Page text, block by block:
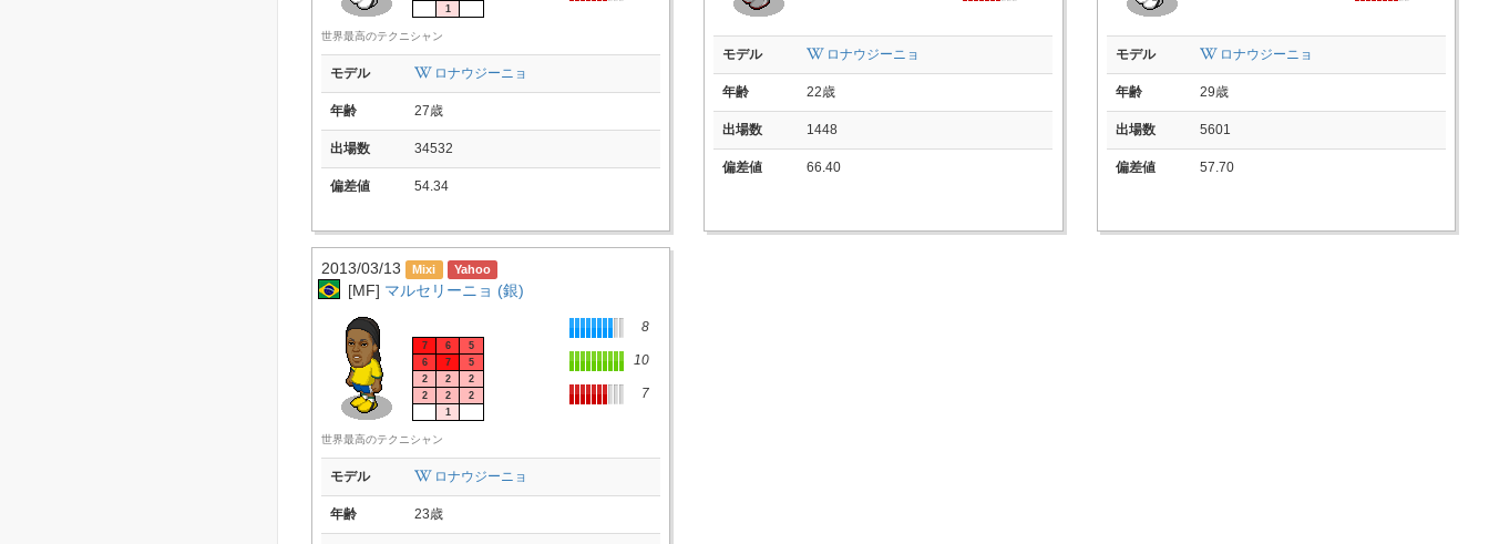
1
世界最高のテクニシャン
モデル ロナウジーニョ
年齢 27歳
出場数 34532
偏差値 54.34
モデル ロナウジーニョ
年齢 22歳
出場数 1448
偏差値 66.40
モデル ロナウジーニョ
年齢 29歳
出場数 5601
偏差値 57.70
2013/03/13
[MF] マルセリーニョ (銀)
7 6
5
6
7
5
2
2
2
2
2
2
1
8
10
7
世界最高のテクニシャン
モデル ロナウジーニョ
年齢 23歳